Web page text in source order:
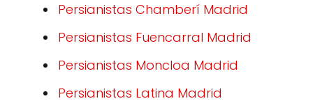
Persianistas Chamberí Madrid
Persianistas Fuencarral Madrid
Persianistas Moncloa Madrid
Persianistas Latina Madrid